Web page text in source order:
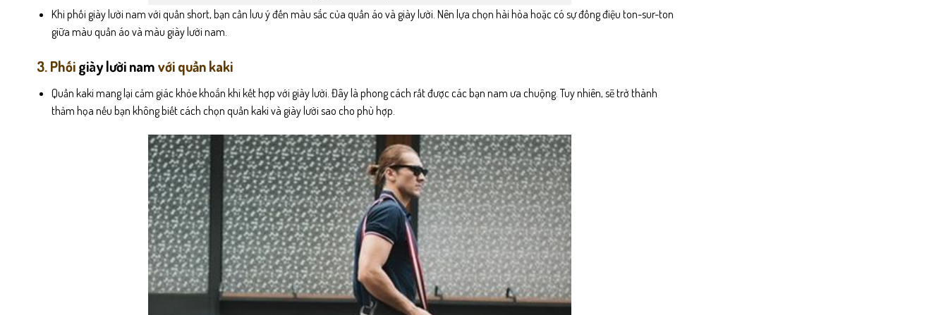
Khi phối giày lười nam với quần short, bạn cần lưu ý đến màu sắc của quần áo và giày lười. Nên lựa chọn hài hòa hoặc có sự đồng điệu ton-sur-ton
giữa màu quần áo và màu giày lười nam.
3. Phốigiày lười namvới quần kaki
Quần kaki mang lại cảm giác khỏe khoắn khi kết hợp với giày lười. Đây là phong cách rất được các bạn nam ưa chuộng. Tuy nhiên, sẽ trở thành
thảm họa nếu bạn không biết cách chọn quần kaki và giày lười sao cho phù hợp.